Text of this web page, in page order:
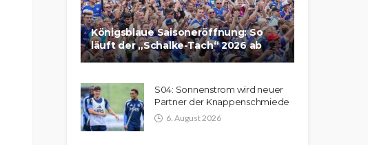
Königsblaue Saisoneröffnung: So
läuft der „Schalke-Tach“ 2026 ab
S04: Sonnenstrom wird neuer
Partner der Knappenschmiede
6. August 2026